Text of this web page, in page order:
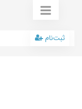
ثبت‌نام